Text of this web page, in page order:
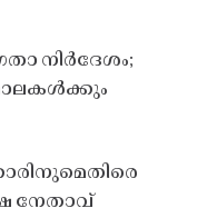
നിർദേശം;
നേതാവ്